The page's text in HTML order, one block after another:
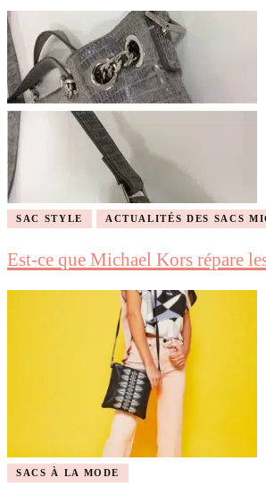
SAC STYLE ACTUALITÉS DES SACS
Est-ce que Michael Kors répare
SACS À LA MODE